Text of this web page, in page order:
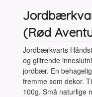
(Rød
Jordbærkvarts
og glitrende
jordbær. En
fremme som dekor.
100g. Små naturlige